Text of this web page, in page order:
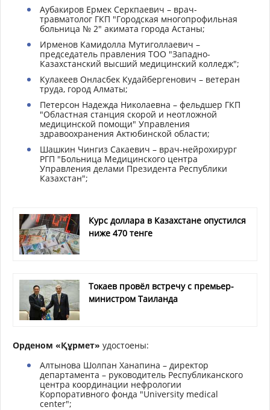
Аубакиров Ермек Серкпаевич – врач-
травматолог ГКП "Городская многопрофильная
больница № 2" акимата города Астаны;
Ирменов Камидолла Мутиголлаевич –
председатель правления ТОО "Западно-
Казахстанский высший медицинский колледж";
Кулакеев Онласбек Кудайбергенович – ветеран
труда, город Алматы;
Петерсон Надежда Николаевна – фельдшер ГКП
"Областная станция скорой и неотложной
медицинской помощи" Управления
здравоохранения Актюбинской области;
Шашкин Чингиз Сакаевич – врач-нейрохирург
РГП "Больница Медицинского центра
Управления делами Президента Республики
Казахстан";
Курс доллара в Казахстане опустился
ниже 470 тенге
Токаев провёл встречу с премьер-
министром Таиланда
Орденом «Құрмет» удостоены:
Алтынова Шолпан Ханапина – директор
департамента – руководитель Республиканского
центра координации нефрологии
Корпоративного фонда "University medical
center";